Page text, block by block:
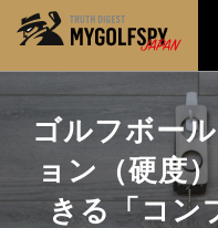
ゴルフボー
ョン（硬度
きる「コン
MOST WANTED テ
NEW RELEASES 新
HOW TO ゴルフ上達
※メーカー名やクラブ名